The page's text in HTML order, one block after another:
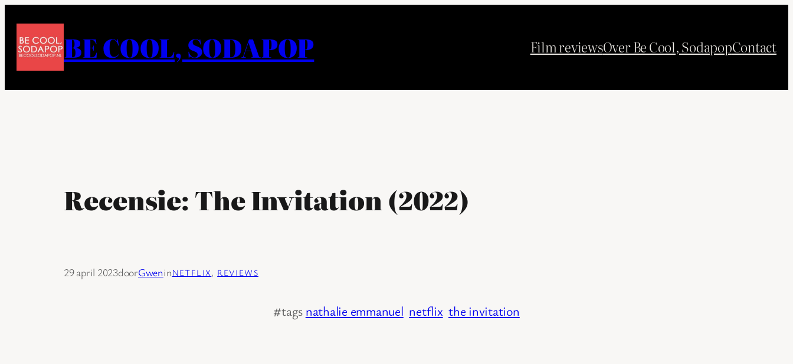
de
BE COOL, SODAPOP Film reviewsOver Be Cool, SodapopContact
Recensie: The Invitation (2022)
29 april 2023doorGweninNETFLIX, REVIEWS
#tags nathalie emmanuel netflix the invitation